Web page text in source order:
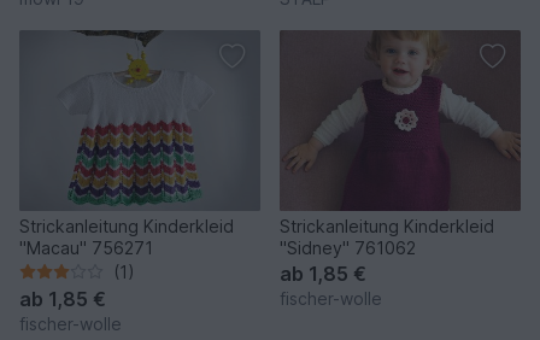
Strickanleitung Kinderkleid
"Macau" 756271
(1)
ab 1,85 €
fischer-wolle
Strickanleitung Kinderkleid
"Sidney" 761062
ab 1,85 €
fischer-wolle